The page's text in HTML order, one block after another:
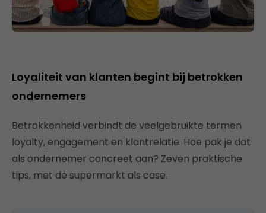
Loyaliteit van klanten begint bij betrokken
ondernemers
Betrokkenheid verbindt de veelgebruikte termen
loyalty, engagement en klantrelatie. Hoe pak je dat
als ondernemer concreet aan? Zeven praktische
tips, met de supermarkt als case.